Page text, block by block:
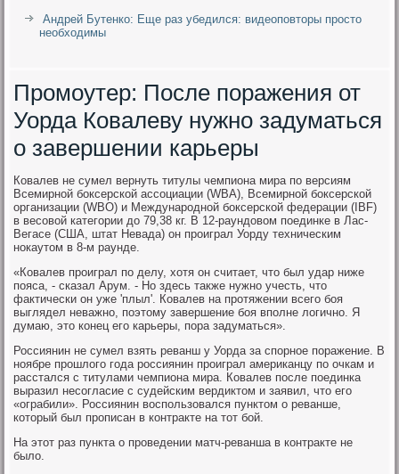
Андрей Бутенко: Еще раз убедился: видеоповторы просто
необходимы
Промоутер: После поражения от
Уорда Ковалеву нужно задуматься
о завершении карьеры
Ковалев не сумел вернуть титулы чемпиона мира по версиям
Всемирной боксерской ассоциации (WBA), Всемирной боксерской
организации (WBO) и Международной боксерской федерации (IBF)
в весовой категории до 79,38 кг. В 12-раундовом поединке в Лас-
Вегасе (США, штат Невада) он проиграл Уорду техническим
нокаутом в 8-м раунде.
«Ковалев проиграл по делу, хотя он считает, что был удар ниже
пояса, - сказал Арум. - Но здесь также нужно учесть, что
фактически он уже 'плыл'. Ковалев на протяжении всего боя
выглядел неважно, поэтому завершение боя вполне логично. Я
думаю, это конец его карьеры, пора задуматься».
Россиянин не сумел взять реванш у Уорда за спорное поражение. В
ноябре прошлого года россиянин проиграл американцу по очкам и
расстался с титулами чемпиона мира. Ковалев после поединка
выразил несогласие с судейским вердиктом и заявил, что его
«ограбили». Россиянин воспользовался пунктом о реванше,
который был прописан в контракте на тот бой.
На этот раз пункта о проведении матч-реванша в контракте не
было.